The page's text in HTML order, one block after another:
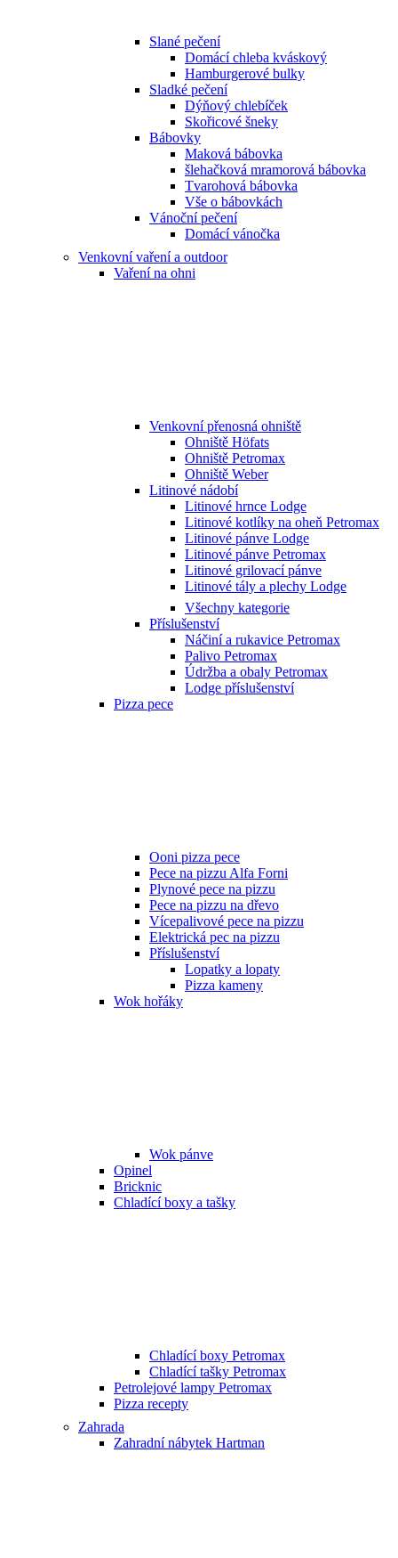
Slané pečení
Domácí chleba kváskový
Hamburgerové bulky
Sladké pečení
Dýňový chlebíček
Skořicové šneky
Bábovky
Maková bábovka
šlehačková mramorová bábovka
Tvarohová bábovka
Vše o bábovkách
Vánoční pečení
Domácí vánočka
Venkovní vaření a outdoor
Vaření na ohni
Venkovní přenosná ohniště
Ohniště Höfats
Ohniště Petromax
Ohniště Weber
Litinové nádobí
Litinové hrnce Lodge
Litinové kotlíky na oheň Petromax
Litinové pánve Lodge
Litinové pánve Petromax
Litinové grilovací pánve
Litinové tály a plechy Lodge
Všechny kategorie
Příslušenství
Náčiní a rukavice Petromax
Palivo Petromax
Údržba a obaly Petromax
Lodge příslušenství
Pizza pece
Ooni pizza pece
Pece na pizzu Alfa Forni
Plynové pece na pizzu
Pece na pizzu na dřevo
Vícepalivové pece na pizzu
Elektrická pec na pizzu
Příslušenství
Lopatky a lopaty
Pizza kameny
Wok hořáky
Wok pánve
Opinel
Bricknic
Chladící boxy a tašky
Chladící boxy Petromax
Chladící tašky Petromax
Petrolejové lampy Petromax
Pizza recepty
Zahrada
Zahradní nábytek Hartman